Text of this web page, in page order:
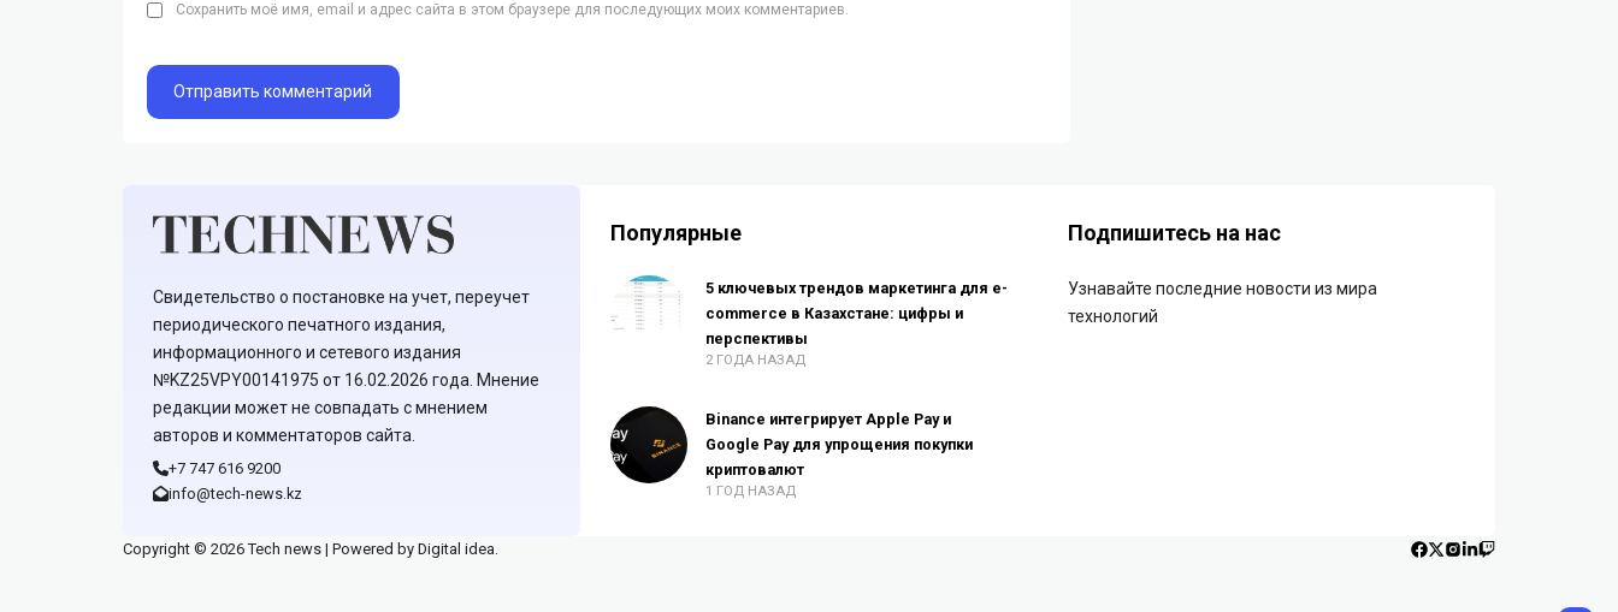
Сохранить моё имя, email и адрес сайта в этом браузере для последующих моих комментариев.
Свидетельство о постановке на учет, переучет
периодического печатного издания,
информационного и сетевого издания
№KZ25VPY00141975 от 16.02.2026 года. Мнение
редакции может не совпадать с мнением
авторов и комментаторов сайта.
+7 747 616 9200
info@tech-news.kz
Популярные
5 ключевых трендов маркетинга для e-
commerce в Казахстане: цифры и
перспективы
2 ГОДА НАЗАД
Binance интегрирует Apple Pay и
Google Pay для упрощения покупки
криптовалют
1 ГОД НАЗАД
Подпишитесь на нас
Узнавайте последние новости из мира
технологий
Copyright © 2026 Tech news | Powered by Digital idea.